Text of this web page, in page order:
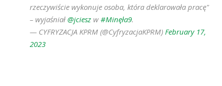
rzeczywiście wykonuje osoba, która deklarowała pracę"
– wyjaśniał @jciesz w #Minęła9.
— CYFRYZACJA KPRM (@CyfryzacjaKPRM) February 17,
2023